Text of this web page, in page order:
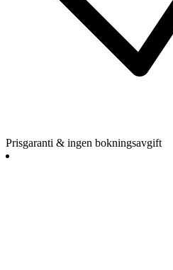
Prisgaranti & ingen bokningsavgift